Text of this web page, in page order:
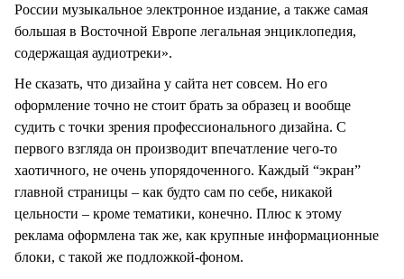
России музыкальное электронное издание, а также самая
большая в Восточной Европе легальная энциклопедия,
содержащая аудиотреки».
Не сказать, что дизайна у сайта нет совсем. Но его
оформление точно не стоит брать за образец и вообще
судить с точки зрения профессионального дизайна. С
первого взгляда он производит впечатление чего-то
хаотичного, не очень упорядоченного. Каждый “экран”
главной страницы – как будто сам по себе, никакой
цельности – кроме тематики, конечно. Плюс к этому
реклама оформлена так же, как крупные информационные
блоки, с такой же подложкой-фоном.